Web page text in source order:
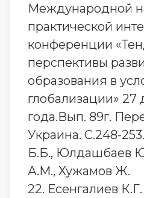
Международной
практической
конференции
перспективы
образования в
глобализации» 27
года.Вып. 89г.
Украина. С.248-
Б.Б., Юлдашбаев
А.М., Хужамов Ж.
22. Есенгалиев